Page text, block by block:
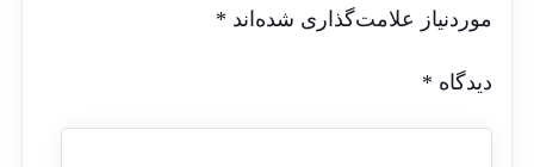
موردنیاز علامت‌گذاری شده‌اند *
دیدگاه *